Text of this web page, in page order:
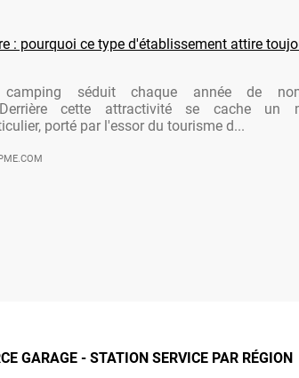
: pourquoi ce type d'établissement attire
camping séduit chaque année de
Derrière cette attractivité se cache un
porté par l'essor du tourisme d...
GARAGE - STATION SERVICE PAR RÉGION